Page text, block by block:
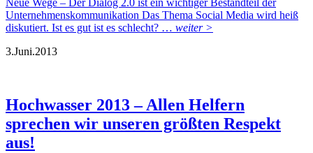
Neue Wege – Der Dialog 2.0 ist ein wichtiger Bestandteil der
Unternehmenskommunikation Das Thema Social Media wird heiß
diskutiert. Ist es gut ist es schlecht? … weiter >
3.Juni.2013
Hochwasser 2013 – Allen Helfern
sprechen wir unseren größten Respekt
aus!